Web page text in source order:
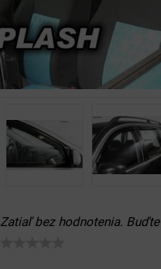
Zatiaľ bez hodnotenia.